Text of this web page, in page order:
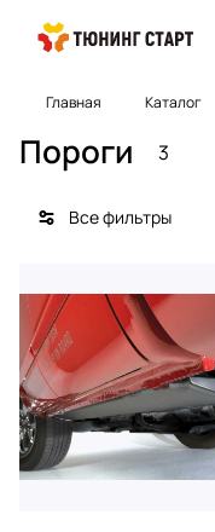
Главная Каталог
Пороги 3
Все фильтры